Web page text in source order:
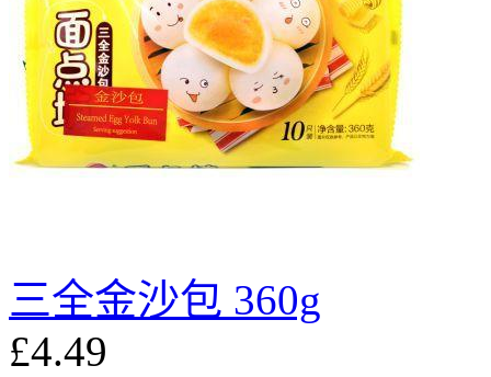
三全金沙包 360g
£4.49